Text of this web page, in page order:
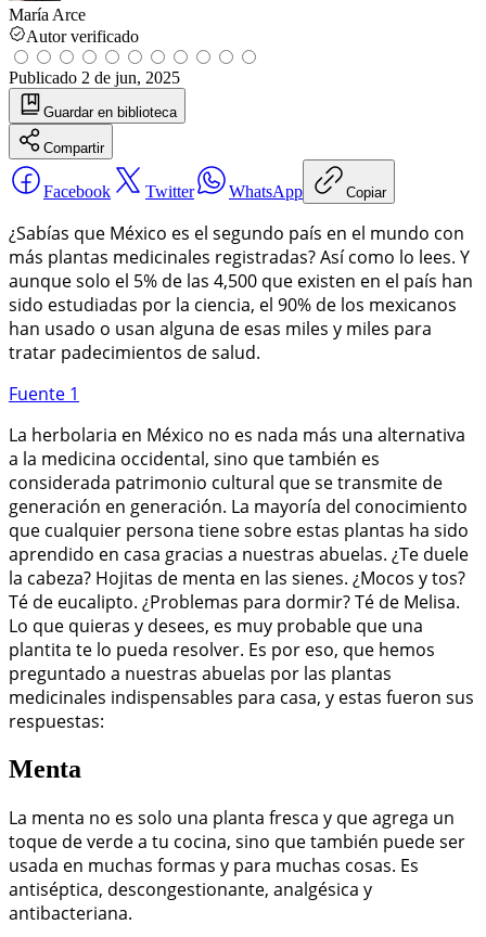
María Arce
Autor verificado
Publicado 2 de jun, 2025
Guardar en biblioteca
Compartir
Facebook Twitter WhatsApp Copiar
¿Sabías que México es el segundo país en el mundo con
más plantas medicinales registradas? Así como lo lees. Y
aunque solo el 5% de las 4,500 que existen en el país han
sido estudiadas por la ciencia, el 90% de los mexicanos
han usado o usan alguna de esas miles y miles para
tratar padecimientos de salud.
Fuente 1
La herbolaria en México no es nada más una alternativa
a la medicina occidental, sino que también es
considerada patrimonio cultural que se transmite de
generación en generación. La mayoría del conocimiento
que cualquier persona tiene sobre estas plantas ha sido
aprendido en casa gracias a nuestras abuelas. ¿Te duele
la cabeza? Hojitas de menta en las sienes. ¿Mocos y tos?
Té de eucalipto. ¿Problemas para dormir? Té de Melisa.
Lo que quieras y desees, es muy probable que una
plantita te lo pueda resolver. Es por eso, que hemos
preguntado a nuestras abuelas por las plantas
medicinales indispensables para casa, y estas fueron sus
respuestas:
Menta
La menta no es solo una planta fresca y que agrega un
toque de verde a tu cocina, sino que también puede ser
usada en muchas formas y para muchas cosas. Es
antiséptica, descongestionante, analgésica y
antibacteriana.